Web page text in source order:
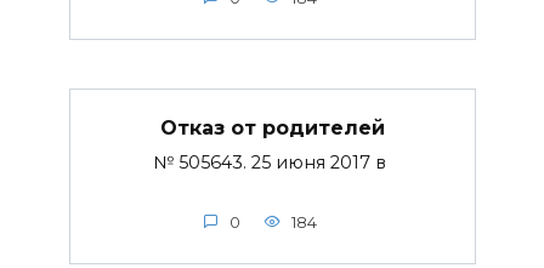
Отказ от родителей
№ 505643. 25 июня 2017 в
0 184